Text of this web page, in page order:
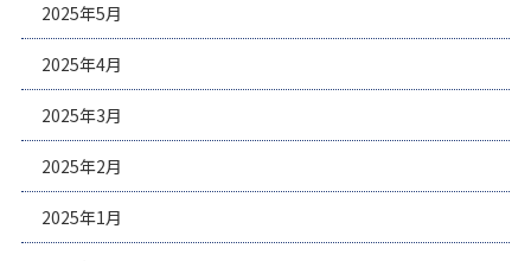
2025年5月
2025年4月
2025年3月
2025年2月
2025年1月